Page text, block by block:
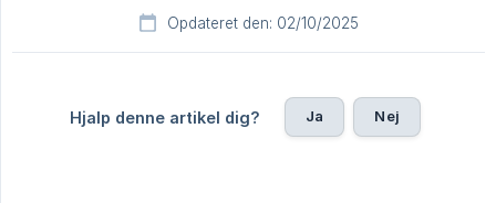
Opdateret den: 02/10/2025
Hjalp denne artikel dig? Ja Nej